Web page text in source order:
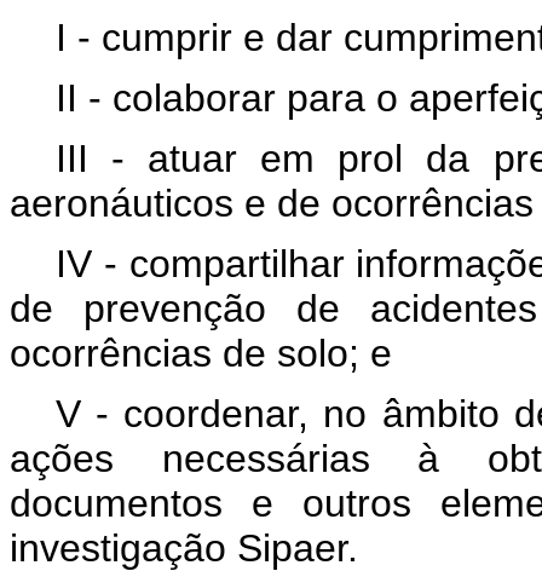
I - cumprir e dar
II - colaborar para o
III - atuar em prol da
aeronáuticos e de
IV - compartilhar
de prevenção de
ocorrências de solo; e
V - coordenar, no âmbito
ações necessárias à
documentos e outros
investigação Sipaer.